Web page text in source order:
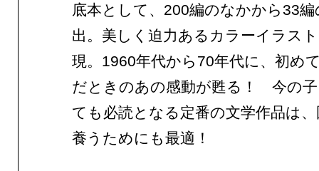
底本として、200編のなかから33
出。美しく迫力あるカラーイラス
現。1960年代から70年代に、初め
だときのあの感動が甦る！ 今の
ても必読となる定番の文学作品は
養うためにも最適！